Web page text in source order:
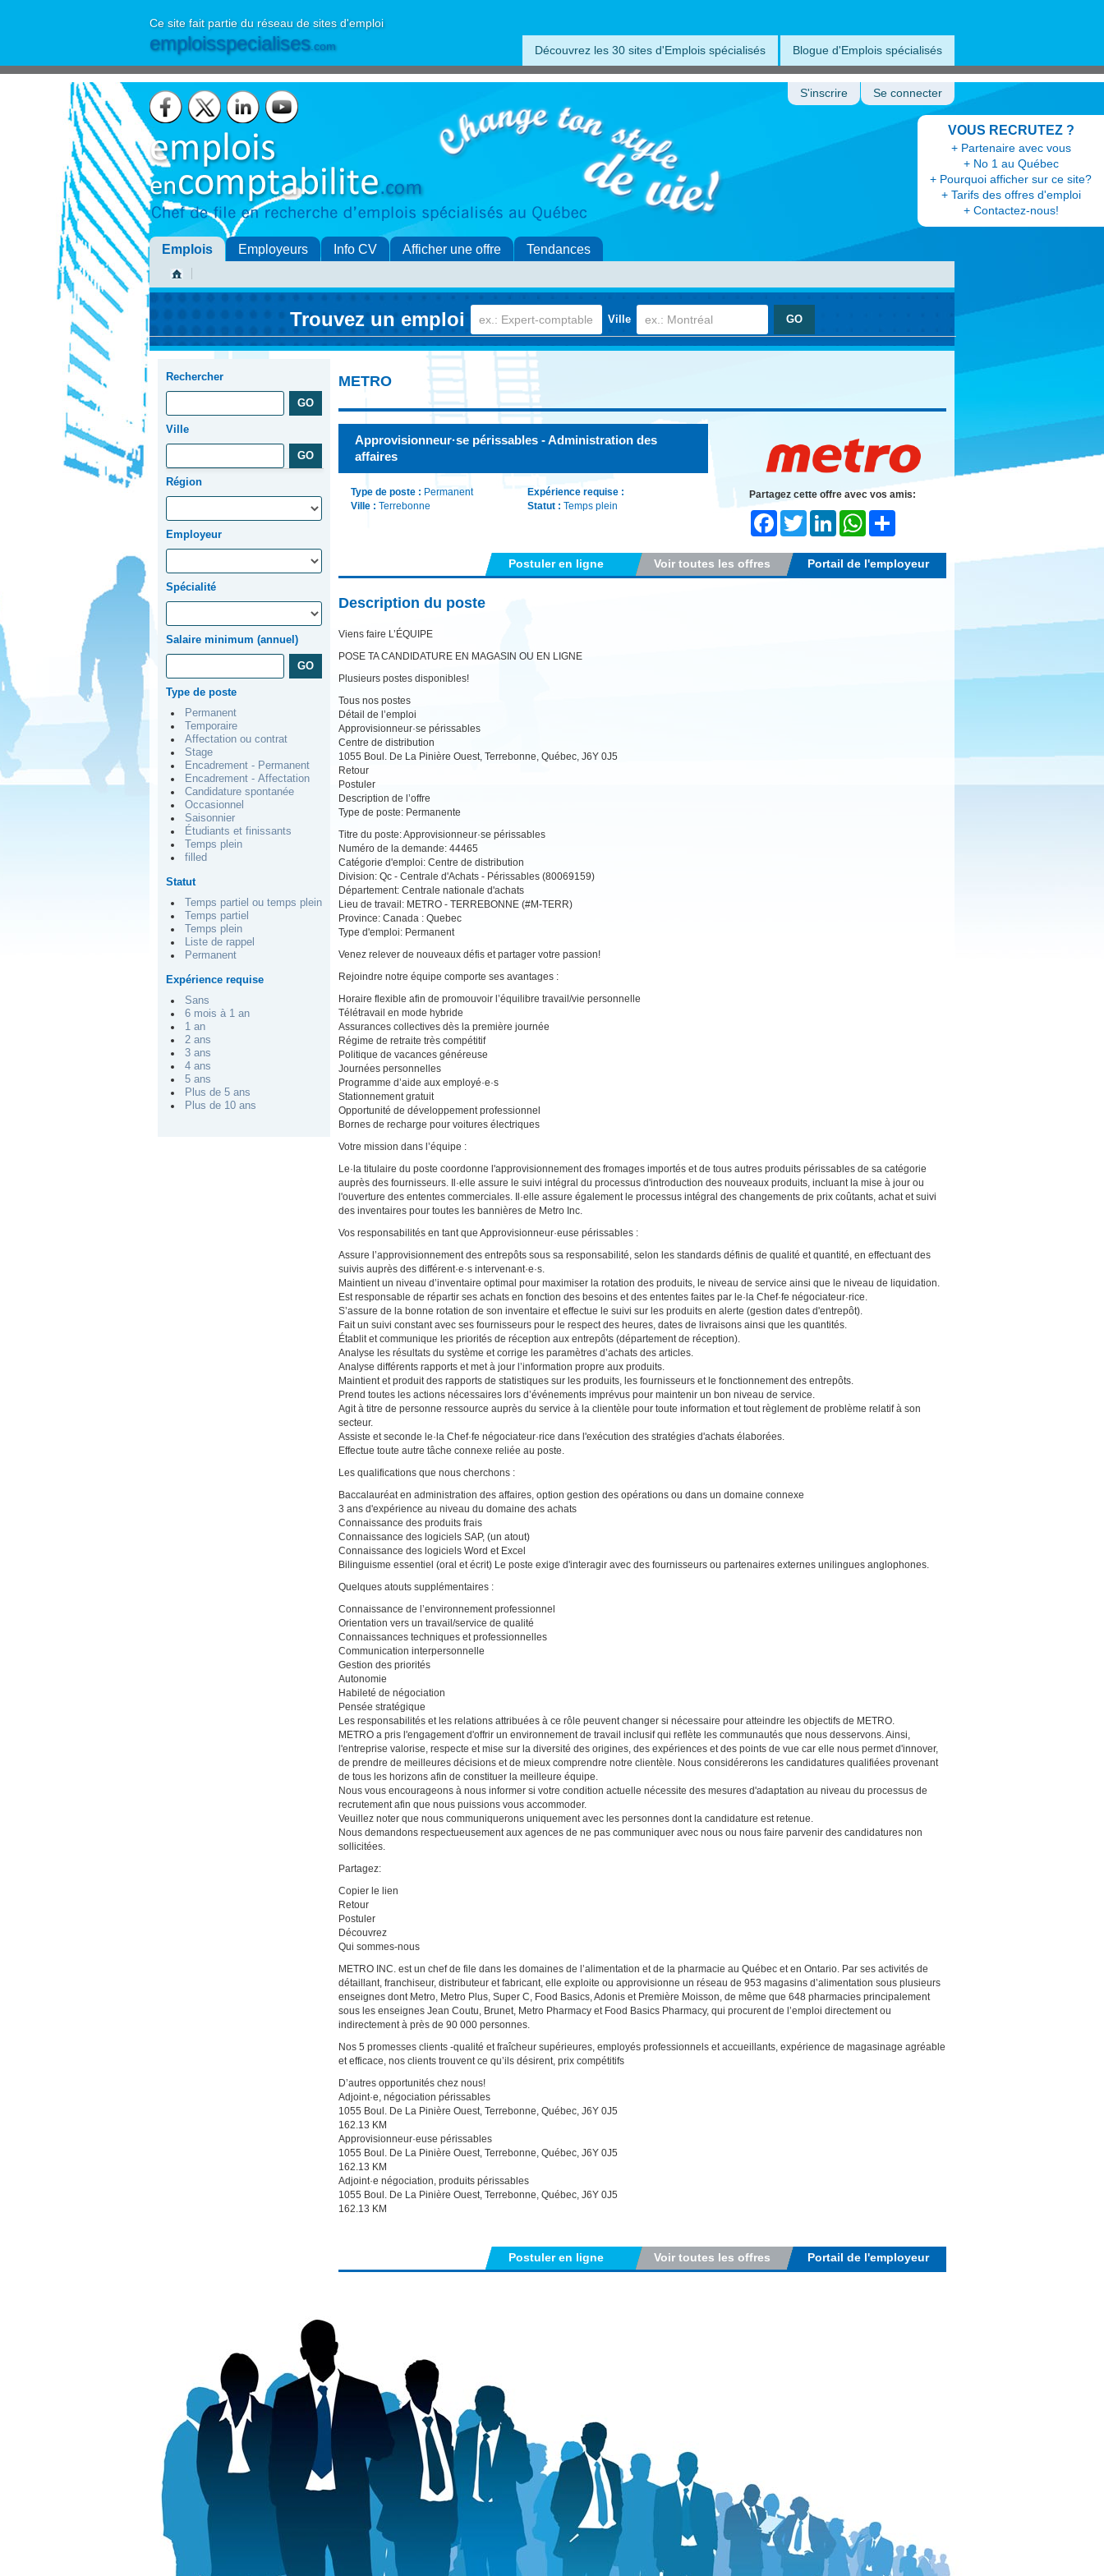
Ce site fait partie du réseau de sites d'emploi
emploisspecialises.com Découvrez les 30 sites d'Emplois spécialisés Blogue d'Emplois spécialisés
VOUS RECRUTEZ ?
+ Partenaire avec vous
+ No 1 au Québec
+ Pourquoi afficher sur ce site?
+ Tarifs des offres d'emploi
+ Contactez-nous!
S'inscrire Se connecter
Emplois Employeurs Info CV Afficher une offre Tendances
Trouvez un emploi Ville
Rechercher
Ville
Région
Employeur
Spécialité
Salaire minimum (annuel)
Type de poste
Permanent
Temporaire
Affectation ou contrat
Stage
Encadrement - Permanent
Encadrement - Affectation
Candidature spontanée
Occasionnel
Saisonnier
Étudiants et finissants
Temps plein
filled
Statut
Temps partiel ou temps plein
Temps partiel
Temps plein
Liste de rappel
Permanent
Expérience requise
Sans
6 mois à 1 an
1 an
2 ans
3 ans
4 ans
5 ans
Plus de 5 ans
Plus de 10 ans
METRO
Approvisionneur·se périssables - Administration des
affaires
Type de poste : Permanent
Ville : Terrebonne
Expérience requise :
Statut : Temps plein
Partagez cette offre avec vos amis:
FacebookTwitter LinkedIn WhatsApp
Portail de l'employeur
Voir toutes les offres
Postuler en ligne
Description du poste
Viens faire L’ÉQUIPE
POSE TA CANDIDATURE EN MAGASIN OU EN LIGNE
Plusieurs postes disponibles!
Tous nos postes
Détail de l’emploi
Approvisionneur·se périssables
Centre de distribution
1055 Boul. De La Pinière Ouest, Terrebonne, Québec, J6Y 0J5
Retour
Postuler
Description de l’offre
Type de poste: Permanente
Titre du poste: Approvisionneur·se périssables
Numéro de la demande: 44465
Catégorie d'emploi: Centre de distribution
Division: Qc - Centrale d'Achats - Périssables (80069159)
Département: Centrale nationale d'achats
Lieu de travail: METRO - TERREBONNE (#M-TERR)
Province: Canada : Quebec
Type d'emploi: Permanent
Venez relever de nouveaux défis et partager votre passion!
Rejoindre notre équipe comporte ses avantages :
Horaire flexible afin de promouvoir l’équilibre travail/vie personnelle
Télétravail en mode hybride
Assurances collectives dès la première journée
Régime de retraite très compétitif
Politique de vacances généreuse
Journées personnelles
Programme d’aide aux employé·e·s
Stationnement gratuit
Opportunité de développement professionnel
Bornes de recharge pour voitures électriques
Votre mission dans l’équipe :
Le·la titulaire du poste coordonne l'approvisionnement des fromages importés et de tous autres produits périssables de sa catégorie
auprès des fournisseurs. Il·elle assure le suivi intégral du processus d'introduction des nouveaux produits, incluant la mise à jour ou
l'ouverture des ententes commerciales. Il·elle assure également le processus intégral des changements de prix coûtants, achat et suivi
des inventaires pour toutes les bannières de Metro Inc.
Vos responsabilités en tant que Approvisionneur·euse périssables :
Assure l’approvisionnement des entrepôts sous sa responsabilité, selon les standards définis de qualité et quantité, en effectuant des
suivis auprès des différent·e·s intervenant·e·s.
Maintient un niveau d’inventaire optimal pour maximiser la rotation des produits, le niveau de service ainsi que le niveau de liquidation.
Est responsable de répartir ses achats en fonction des besoins et des ententes faites par le·la Chef·fe négociateur·rice.
S’assure de la bonne rotation de son inventaire et effectue le suivi sur les produits en alerte (gestion dates d'entrepôt).
Fait un suivi constant avec ses fournisseurs pour le respect des heures, dates de livraisons ainsi que les quantités.
Établit et communique les priorités de réception aux entrepôts (département de réception).
Analyse les résultats du système et corrige les paramètres d’achats des articles.
Analyse différents rapports et met à jour l’information propre aux produits.
Maintient et produit des rapports de statistiques sur les produits, les fournisseurs et le fonctionnement des entrepôts.
Prend toutes les actions nécessaires lors d’événements imprévus pour maintenir un bon niveau de service.
Agit à titre de personne ressource auprès du service à la clientèle pour toute information et tout règlement de problème relatif à son
secteur.
Assiste et seconde le·la Chef·fe négociateur·rice dans l'exécution des stratégies d'achats élaborées.
Effectue toute autre tâche connexe reliée au poste.
Les qualifications que nous cherchons :
Baccalauréat en administration des affaires, option gestion des opérations ou dans un domaine connexe
3 ans d'expérience au niveau du domaine des achats
Connaissance des produits frais
Connaissance des logiciels SAP, (un atout)
Connaissance des logiciels Word et Excel
Bilinguisme essentiel (oral et écrit) Le poste exige d'interagir avec des fournisseurs ou partenaires externes unilingues anglophones.
Quelques atouts supplémentaires :
Connaissance de l’environnement professionnel
Orientation vers un travail/service de qualité
Connaissances techniques et professionnelles
Communication interpersonnelle
Gestion des priorités
Autonomie
Habileté de négociation
Pensée stratégique
Les responsabilités et les relations attribuées à ce rôle peuvent changer si nécessaire pour atteindre les objectifs de METRO.
METRO a pris l'engagement d'offrir un environnement de travail inclusif qui reflète les communautés que nous desservons. Ainsi,
l'entreprise valorise, respecte et mise sur la diversité des origines, des expériences et des points de vue car elle nous permet d'innover,
de prendre de meilleures décisions et de mieux comprendre notre clientèle. Nous considérerons les candidatures qualifiées provenant
de tous les horizons afin de constituer la meilleure équipe.
Nous vous encourageons à nous informer si votre condition actuelle nécessite des mesures d'adaptation au niveau du processus de
recrutement afin que nous puissions vous accommoder.
Veuillez noter que nous communiquerons uniquement avec les personnes dont la candidature est retenue.
Nous demandons respectueusement aux agences de ne pas communiquer avec nous ou nous faire parvenir des candidatures non
sollicitées.
Partagez:
Copier le lien
Retour
Postuler
Découvrez
Qui sommes-nous
METRO INC. est un chef de file dans les domaines de l’alimentation et de la pharmacie au Québec et en Ontario. Par ses activités de
détaillant, franchiseur, distributeur et fabricant, elle exploite ou approvisionne un réseau de 953 magasins d’alimentation sous plusieurs
enseignes dont Metro, Metro Plus, Super C, Food Basics, Adonis et Première Moisson, de même que 648 pharmacies principalement
sous les enseignes Jean Coutu, Brunet, Metro Pharmacy et Food Basics Pharmacy, qui procurent de l’emploi directement ou
indirectement à près de 90 000 personnes.
Nos 5 promesses clients -qualité et fraîcheur supérieures, employés professionnels et accueillants, expérience de magasinage agréable
et efficace, nos clients trouvent ce qu’ils désirent, prix compétitifs
D’autres opportunités chez nous!
Adjoint·e, négociation périssables
1055 Boul. De La Pinière Ouest, Terrebonne, Québec, J6Y 0J5
162.13 KM
Approvisionneur·euse périssables
1055 Boul. De La Pinière Ouest, Terrebonne, Québec, J6Y 0J5
162.13 KM
Adjoint·e négociation, produits périssables
1055 Boul. De La Pinière Ouest, Terrebonne, Québec, J6Y 0J5
162.13 KM
Portail de l'employeur
Voir toutes les offres
Postuler en ligne